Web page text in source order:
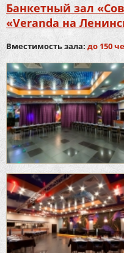
Банкетный зал
«Veranda на
Вместимость зала: до 150